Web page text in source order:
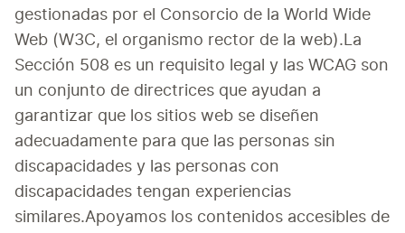
gestionadas por el Consorcio de la World Wide
Web (W3C, el organismo rector de la web).La
Sección 508 es un requisito legal y las WCAG son
un conjunto de directrices que ayudan a
garantizar que los sitios web se diseñen
adecuadamente para que las personas sin
discapacidades y las personas con
discapacidades tengan experiencias
similares.Apoyamos los contenidos accesibles de